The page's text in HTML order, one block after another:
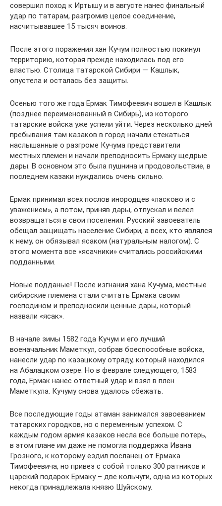
совершил поход к Иртышу и в августе нанес финальный
удар по татарам, разгромив целое соединение,
насчитывавшее 15 тысяч воинов.
После этого поражения хан Кучум полностью покинул
территорию, которая прежде находилась под его
властью. Столица татарской Сибири — Кашлык,
опустела и осталась без защиты.
Осенью того же года Ермак Тимофеевич вошел в Кашлык
(позднее переименованный в Сибирь), из которого
татарские войска уже успели уйти. Через несколько дней
пребывания там казаков в город начали стекаться
наслышанные о разгроме Кучума представители
местных племен и начали преподносить Ермаку щедрые
дары. В основном это была пушнина и продовольствие, в
последнем казаки нуждались очень сильно.
Ермак принимал всех послов инородцев «ласково и с
уважением», а потом, приняв дары, отпускал и велел
возвращаться в свои поселения. Русский завоеватель
обещал защищать население Сибири, а всех, кто являлся
к нему, он обязывал ясаком (натуральным налогом). С
этого момента все «ясачники» считались российскими
подданными.
Новые подданые! После изгнания хана Кучума, местные
сибирские племена стали считать Ермака своим
господином и преподносили ценные дары, который
назвали «ясак».
В начале зимы 1582 года Кучум и его лучший
военачальник Маметкул, собрав боеспособные войска,
нанесли удар по казацкому отряду, который находился
на Абалацком озере. Но в феврале следующего, 1583
года, Ермак нанес ответный удар и взял в плен
Маметкула. Кучуму снова удалось сбежать.
Все последующие годы атаман занимался завоеванием
татарских городков, но с переменным успехом. С
каждым годом армия казаков несла все больше потерь,
в этом плане им даже не помогла поддержка Ивана
Грозного, к которому ездил посланец от Ермака
Тимофеевича, но привез с собой только 300 ратников и
царский подарок Ермаку – две кольчуги, одна из которых
некогда принадлежала князю Шуйскому.